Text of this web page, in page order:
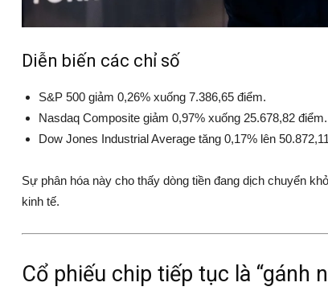
Diễn biến các chỉ số
S&P 500 giảm 0,26% xuống 7.386,65 điểm.
Nasdaq Composite giảm 0,97% xuống 25.678,82 điểm.
Dow Jones Industrial Average tăng 0,17% lên
Sự phân hóa này cho thấy dòng tiền đang dịch chuyển
kinh tế.
Cổ phiếu chip tiếp tục là “gánh